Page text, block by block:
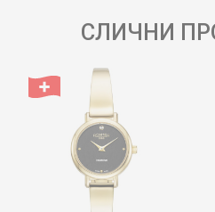
СЛИЧНИ